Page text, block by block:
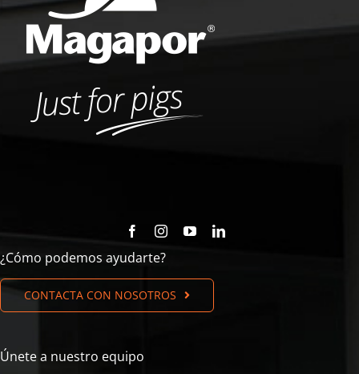
¿Cómo podemos ayudarte?
CONTACTA CON NOSOTROS
Únete a nuestro equipo